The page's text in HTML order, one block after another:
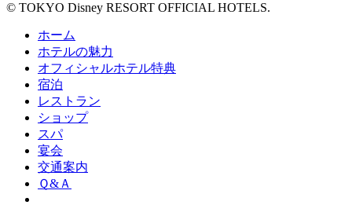
© TOKYO Disney RESORT OFFICIAL HOTELS.
ホーム
ホテルの魅力
オフィシャルホテル特典
宿泊
レストラン
ショップ
スパ
宴会
交通案内
Ｑ&Ａ